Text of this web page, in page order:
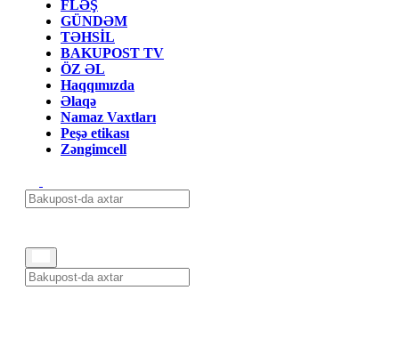
FLƏŞ
GÜNDƏM
TƏHSİL
BAKUPOST TV
ÖZ ƏL
Haqqımızda
Əlaqə
Namaz Vaxtları
Peşə etikası
Zəngimcell